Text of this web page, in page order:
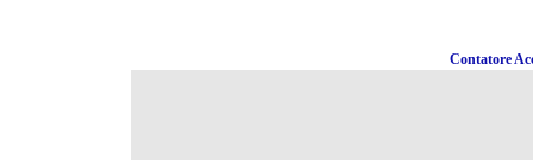
Contatore